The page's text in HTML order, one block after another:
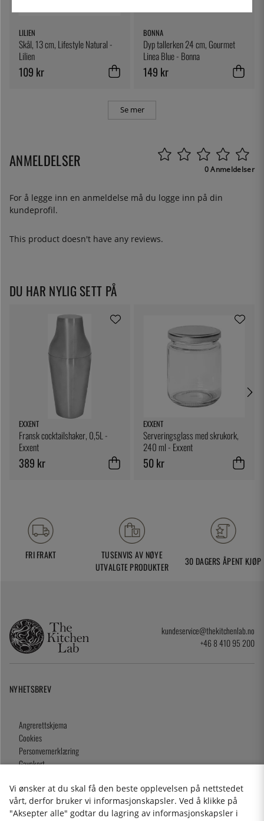
LILIEN
Skål, 13 cm, Lifestyle Natural -
Lilien
109 kr
BONNA
Dyp tallerken 24 cm, Gourmet
Linea Blue - Bonna
149 kr
Se mer
ANMELDELSER 0 Anmeldelser
For å legge inn en anmeldelse må du logge inn på din
kundeprofil.
This product doesn't have any reviews.
DU HAR NYLIG SETT PÅ
EXXENT
Fransk cocktailshaker, 0,5L -
Exxent
389 kr
EXXENT
Serveringsglass med skrukork,
240 ml - Exxent
50 kr
FRI FRAKT
TUSENVIS AV NØYE
UTVALGTE PRODUKTER
30 DAGERS ÅPENT KJØP
kundeservice@thekitchenlab.no
+46 8 410 95 200
NYHETSBREV
Angrerettskjema
Cookies
Personvernerklæring
Gavekort
Vi ønsker at du skal få den beste opplevelsen på nettstedet
vårt, derfor bruker vi informasjonskapsler. Ved å klikke på
"Aksepter alle" godtar du lagring av informasjonskapsler i